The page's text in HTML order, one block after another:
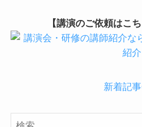
【講演のご依頼はこ
新着記